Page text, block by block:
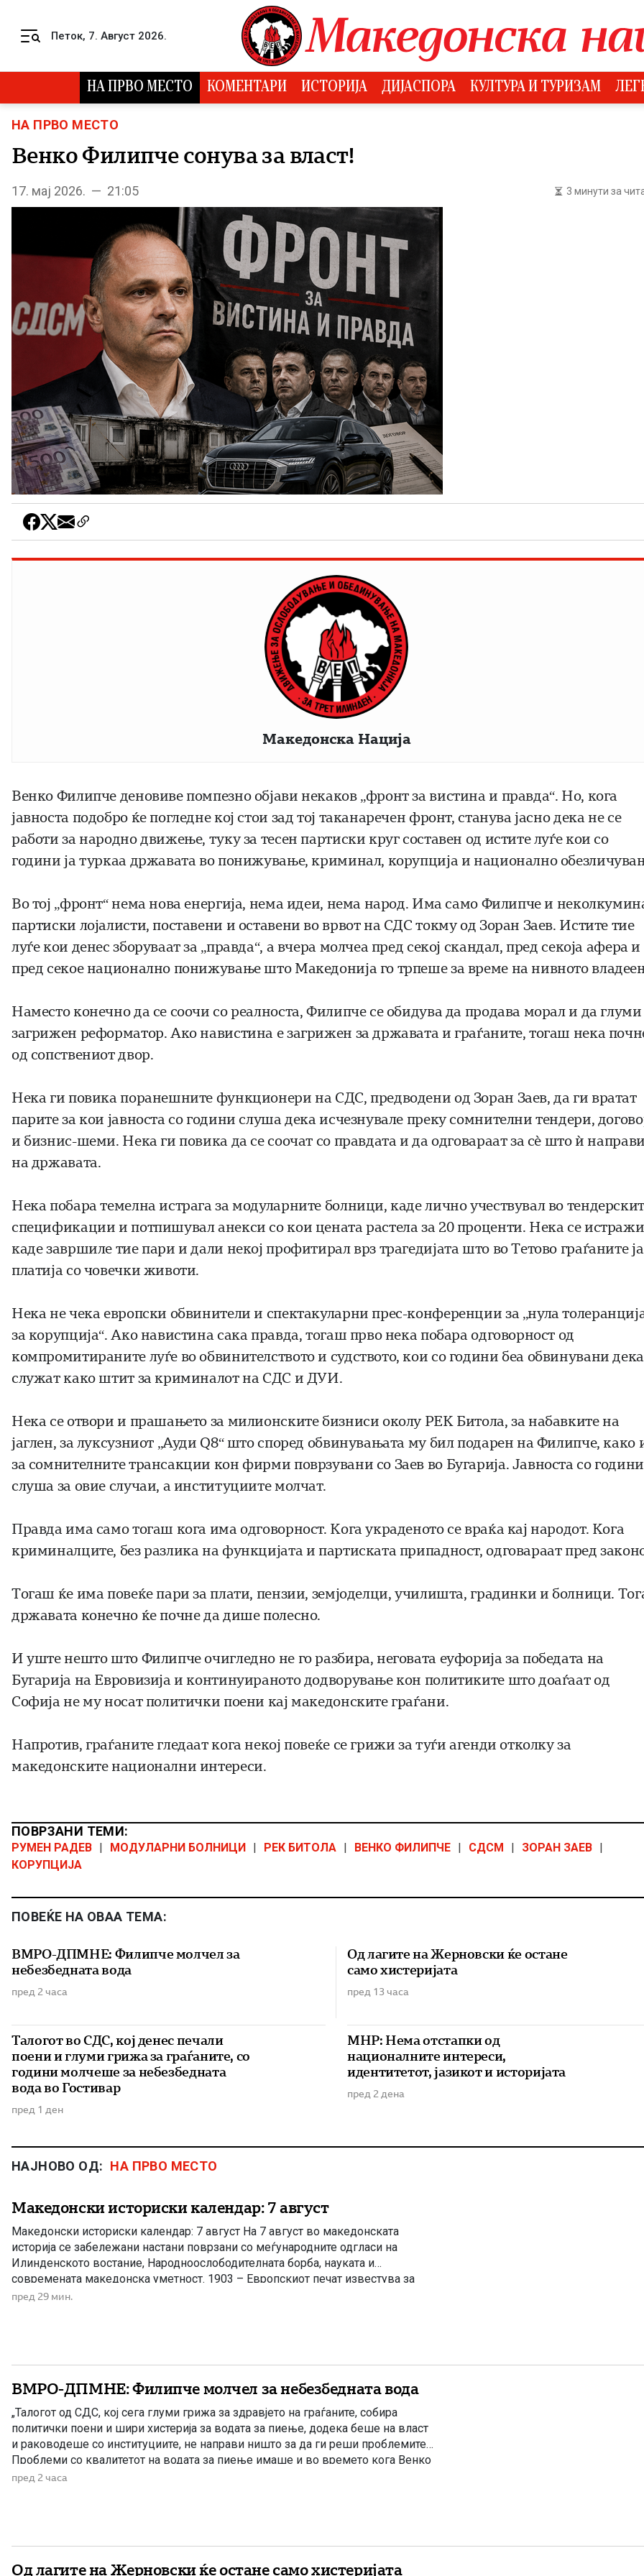
Петок, 7. Август 2026.
НА ПРВО МЕСТО КОМЕНТАРИ ИСТОРИЈА ДИЈАСПОРА КУЛТУРА И ТУРИЗАМ
НА ПРВО МЕСТО
Венко Филипче сонува за власт!
17. мај 2026. — 21:05 3 минути за
Македонска Нација
Венко Филипче деновиве помпезно објави некаков „фронт за вистина и правда“. Но, кога
јавноста подобро ќе погледне кој стои зад тој таканаречен фронт, станува јасно дека не се
работи за народно движење, туку за тесен партиски круг составен од истите луѓе кои со
години ја туркаа државата во понижување, криминал, корупција и национално
Во тој „фронт“ нема нова енергија, нема идеи, нема народ. Има само Филипче и
партиски лојалисти, поставени и оставени во врвот на СДС токму од Зоран Заев. Истите тие
луѓе кои денес зборуваат за „правда“, а вчера молчеа пред секој скандал, пред секоја афера и
пред секое национално понижување што Македонија го трпеше за време на нивното
Наместо конечно да се соочи со реалноста, Филипче се обидува да продава морал и да глуми
загрижен реформатор. Ако навистина е загрижен за државата и граѓаните, тогаш нека
од сопствениот двор.
Нека ги повика поранешните функционери на СДС, предводени од Зоран Заев, да ги вратат
парите за кои јавноста со години слуша дека исчезнувале преку сомнителни тендери,
и бизнис-шеми. Нека ги повика да се соочат со правдата и да одговараат за сè што ѝ
на државата.
Нека побара темелна истрага за модуларните болници, каде лично учествувал во
спецификации и потпишувал анекси со кои цената растела за 20 проценти. Нека се истражи
каде завршиле тие пари и дали некој профитирал врз трагедијата што во Тетово граѓаните ја
платија со човечки животи.
Нека не чека европски обвинители и спектакуларни прес-конференции за „нула
за корупција“. Ако навистина сака правда, тогаш прво нека побара одговорност од
компромитираните луѓе во обвинителството и судството, кои со години беа обвинувани дека
служат како штит за криминалот на СДС и ДУИ.
Нека се отвори и прашањето за милионските бизниси околу РЕК Битола, за набавките на
јаглен, за луксузниот „Ауди Q8“ што според обвинувањата му бил подарен на Филипче, како
за сомнителните трансакции кон фирми поврзувани со Заев во Бугарија. Јавноста со години
слуша за овие случаи, а институциите молчат.
Правда има само тогаш кога има одговорност. Кога украденото се враќа кај народот. Кога
криминалците, без разлика на функцијата и партиската припадност, одговараат пред
Тогаш ќе има повеќе пари за плати, пензии, земјоделци, училишта, градинки и болници.
државата конечно ќе почне да дише полесно.
И уште нешто што Филипче очигледно не го разбира, неговата еуфорија за победата на
Бугарија на Евровизија и континуираното додворување кон политиките што доаѓаат од
Софија не му носат политички поени кај македонските граѓани.
Напротив, граѓаните гледаат кога некој повеќе се грижи за туѓи агенди отколку за
македонските национални интереси.
ПОВРЗАНИ ТЕМИ:
РУМЕН РАДЕВ | МОДУЛАРНИ БОЛНИЦИ | РЕК БИТОЛА | ВЕНКО ФИЛИПЧЕ | СДСМ | ЗОРАН ЗАЕВ |
КОРУПЦИЈА
ПОВЕЌЕ НА ОВАА ТЕМА:
ВМРО-ДПМНЕ: Филипче молчел за
небезбедната вода
пред 2 часа
Од лагите на Жерновски ќе остане
само хистеријата
пред 13 часа
Талогот во СДС, кој денес печали
поени и глуми грижа за граѓаните, со
години молчеше за небезбедната
вода во Гостивар
пред 1 ден
МНР: Нема отстапки од
националните интереси,
идентитетот, јазикот и историјата
пред 2 дена
НАЈНОВО ОД: НА ПРВО МЕСТО
Македонски историски календар: 7 август
Македонски историски календар: 7 август На 7 август во македонската
историја се забележани настани поврзани со меѓународните одгласи на
Илинденското востание, Народноослободителната борба, науката и
современата македонска уметност. 1903 – Европскиот печат известува за
Илинденското востание На 7 август 1903 година европската јавност ги
пред 29 мин.
ВМРО-ДПМНЕ: Филипче молчел за небезбедната вода
„Талогот од СДС, кој сега глуми грижа за здравјето на граѓаните, собира
политички поени и шири хистерија за водата за пиење, додека беше на власт
и раководеше со институциите, не направи ништо за да ги реши проблемите.
Проблеми со квалитетот на водата за пиење имаше и во времето кога Венко
Филипче беше министер за здравство, […]
пред 2 часа
Од лагите на Жерновски ќе остане само хистеријата